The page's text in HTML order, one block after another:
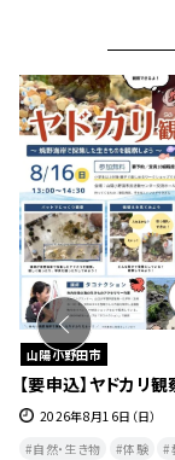
山陽小野田市
【要申込】ヤドカリ
2026年8月16日（日）
自然・生き物
体験